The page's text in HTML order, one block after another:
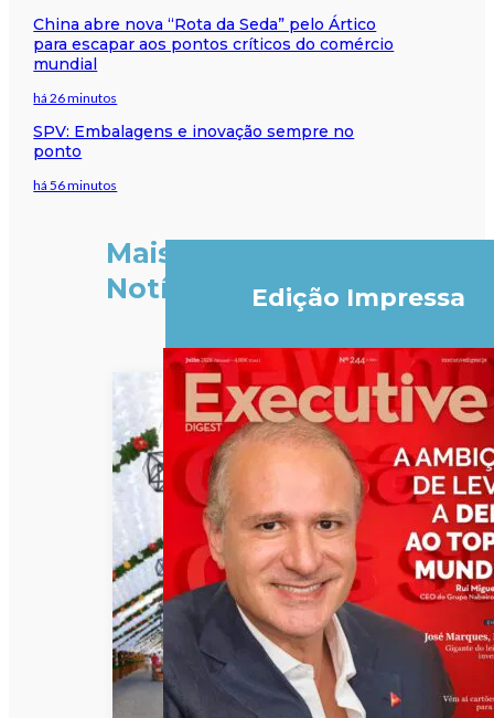
China abre nova “Rota da Seda” pelo Ártico
para escapar aos pontos críticos do comércio
mundial
há 26 minutos
SPV: Embalagens e inovação sempre no
ponto
há 56 minutos
Mais
Notícias
Edição Impressa